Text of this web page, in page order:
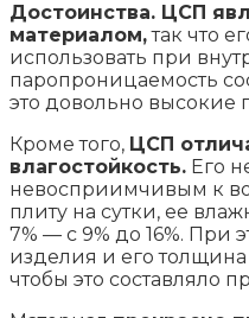
Достоинства. ЦСП
материалом,так что
использовать при
паропроницаемость
это довольно высокие
Кроме того, ЦСП
влагостойкость. Его
невосприимчивым к
плиту на сутки, ее
7% — с 9% до 16%. При
изделия и его толщина
чтобы это составляло